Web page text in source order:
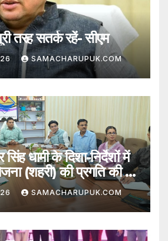
तरह सतर्क रहें- सीएम
SAMACHARUPUK.COM
धामी के दिशा-निर्देशों में
(शहरी) की प्रगति की हुई
SAMACHARUPUK.COM